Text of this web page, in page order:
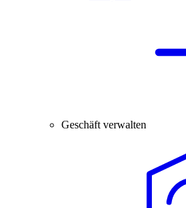
Geschäft verwalten